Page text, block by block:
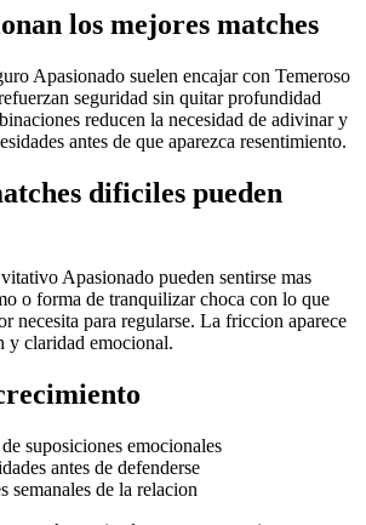
los mejores matches
Apasionado suelen encajar con Temeroso
seguridad sin quitar profundidad
reducen la necesidad de adivinar y
antes de que aparezca resentimiento.
dificiles pueden
Apasionado pueden sentirse mas
o forma de tranquilizar choca con lo que
necesita para regularse. La friccion aparece
y claridad emocional.
suposiciones emocionales
antes de defenderse
semanales de la relacion